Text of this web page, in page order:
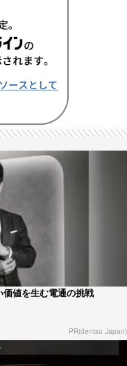
価値を生む電通の挑戦
PR(dentsu Japan)